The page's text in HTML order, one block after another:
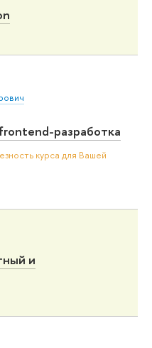
разработка
курса для Вашей
и